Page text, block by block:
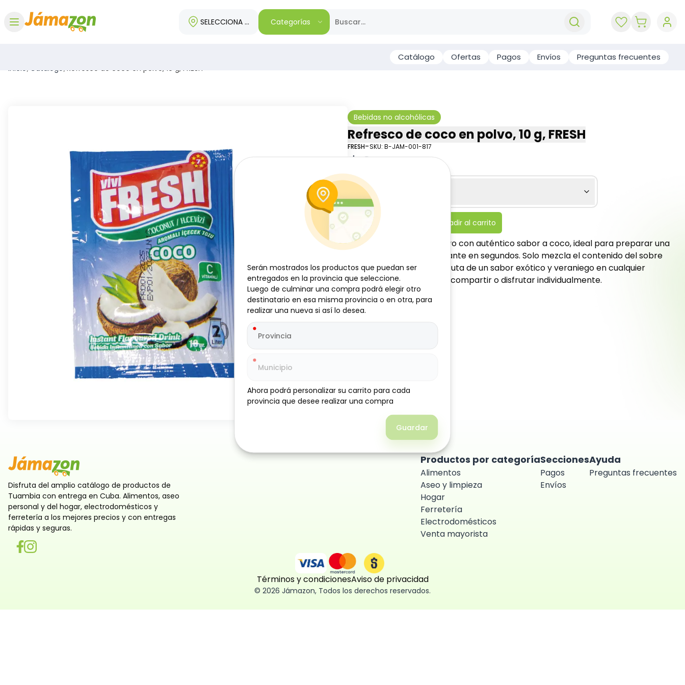
SELECCIONA TU REGIÓNCategorías
Catálogo Ofertas Pagos Envíos Preguntas frecuentes
Inicio/ Catálogo/ Refresco de coco en polvo, 10 g, FRESH
Bebidas no alcohólicas
Refresco de coco en polvo, 10 g, FRESH
FRESH-SKU: B-JAM-001-817
$ 0
Especificaciones
Añadir al carrito
Delicioso refresco en polvo con auténtico sabor a coco, ideal para preparar una
bebida tropical y refrescante en segundos. Solo mezcla el contenido del sobre
con agua fría, agita y disfruta de un sabor exótico y veraniego en cualquier
momento. Perfecto para compartir o disfrutar individualmente.
Disfruta del amplio catálogo de productos de
Tuambia con entrega en Cuba. Alimentos, aseo
personal y del hogar, electrodomésticos y
ferretería a los mejores precios y con entregas
rápidas y seguras.
Productos por categoría
Alimentos
Aseo y limpieza
Hogar
Ferretería
Electrodomésticos
Venta mayorista
Secciones
Pagos
Envíos
Ayuda
Preguntas frecuentes
Términos y condicionesAviso de privacidad
© 2026 Jámazon, Todos los derechos reservados.
Serán mostrados los productos que puedan ser
entregados en la provincia que seleccione.
Luego de culminar una compra podrá elegir otro
destinatario en esa misma provincia o en otra, para
realizar una nueva si así lo desea.
Ahora podrá personalizar su carrito para cada
provincia que desee realizar una compra
Guardar
Serán mostrados los productos que puedan ser
entregados en la provincia que seleccione.
Luego de culminar una compra podrá elegir otro
destinatario en esa misma provincia o en otra, para
realizar una nueva si así lo desea.
Ahora podrá personalizar su carrito para cada
provincia que desee realizar una compra
Guardar